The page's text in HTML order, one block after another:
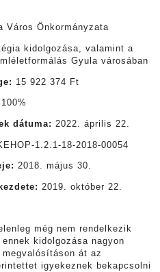
Város Önkormányzata
kidolgozása, valamint a
Gyula városában
15 922 374 Ft
100%
dátuma: 2022. április 22.
1.2.1-18-2018-00054
2018. május 30.
2019. október 22.
még nem rendelkezik
kidolgozása nagyon
át az
igyekeznek bekapcsolni